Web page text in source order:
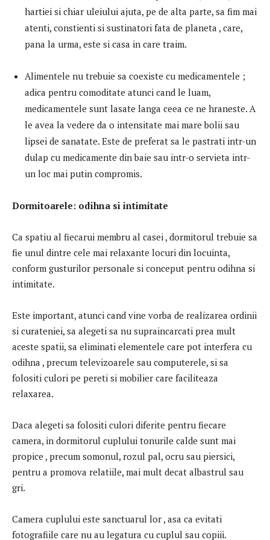
hartiei si chiar uleiului ajuta, pe de alta parte, sa fim mai
atenti, constienti si sustinatori fata de planeta , care,
pana la urma, este si casa in care traim.
Alimentele nu trebuie sa coexiste cu medicamentele ;
adica pentru comoditate atunci cand le luam,
medicamentele sunt lasate langa ceea ce ne hraneste. A
le avea la vedere da o intensitate mai mare bolii sau
lipsei de sanatate. Este de preferat sa le pastrati intr-un
dulap cu medicamente din baie sau intr-o servieta intr-
un loc mai putin compromis.
Dormitoarele: odihna si intimitate
Ca spatiu al fiecarui membru al casei , dormitorul trebuie sa
fie unul dintre cele mai relaxante locuri din locuinta,
conform gusturilor personale si conceput pentru odihna si
intimitate.
Este important, atunci cand vine vorba de realizarea ordinii
si curateniei, sa alegeti sa nu supraincarcati prea mult
aceste spatii, sa eliminati elementele care pot interfera cu
odihna , precum televizoarele sau computerele, si sa
folositi culori pe pereti si mobilier care faciliteaza
relaxarea.
Daca alegeti sa folositi culori diferite pentru fiecare
camera, in dormitorul cuplului tonurile calde sunt mai
propice , precum somonul, rozul pal, ocru sau piersici,
pentru a promova relatiile, mai mult decat albastrul sau
gri.
Camera cuplului este sanctuarul lor , asa ca evitati
fotografiile care nu au legatura cu cuplul sau copiii.